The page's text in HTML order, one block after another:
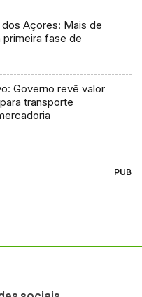
Açores: Mais de
primeira fase de
Governo revê valor
transporte
PUB